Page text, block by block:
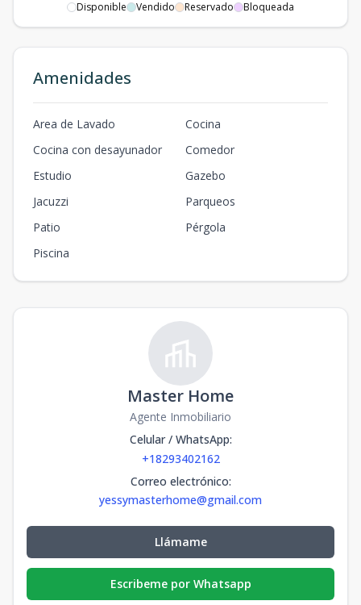
Disponible Vendido Reservado Bloqueada
Amenidades
Area de Lavado
Cocina
Cocina con desayunador
Comedor
Estudio
Gazebo
Jacuzzi
Parqueos
Patio
Pérgola
Piscina
Master Home
Agente Inmobiliario
Celular / WhatsApp:
+18293402162
Correo electrónico:
yessymasterhome@gmail.com
Llámame
Escribeme por Whatsapp